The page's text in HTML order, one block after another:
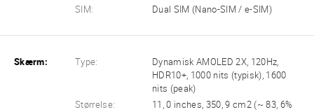
SIM:
Dual SIM (Nano-SIM / e-SIM)
Skærm: Type:
Dynamisk AMOLED 2X, 120Hz,
HDR10+, 1000 nits (typisk), 1600
nits (peak)
Størrelse:
11, 0 inches, 350, 9 cm2 (~ 83, 6%